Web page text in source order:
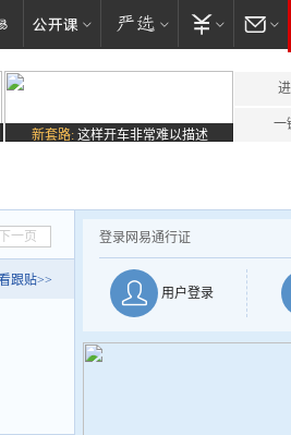
新套路: 这样开车非常难以描述
一
下一页
跟贴>>
登录网易通行证
用户登录